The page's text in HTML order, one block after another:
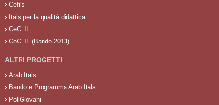
Cefils
Itals per la qualità didattica
CeCLIL
CeCLIL (Bando 2013)
ALTRI PROGETTI
Arab Itals
Bando e Programma Arab Itals
PoliGiovani